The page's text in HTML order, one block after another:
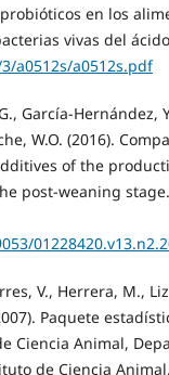
en los
vivas del
a0512s/a0512s.pdf
García-Hernández,
W.O. (2016).
of the
post-weaning
V., Herrera, M.,
Paquete
Ciencia Animal,
de Ciencia